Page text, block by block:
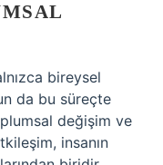
bireysel
da bu süreçte
değişim ve
insanın